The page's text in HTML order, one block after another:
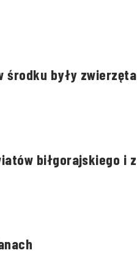
środku były zwierzęta
biłgorajskiego i